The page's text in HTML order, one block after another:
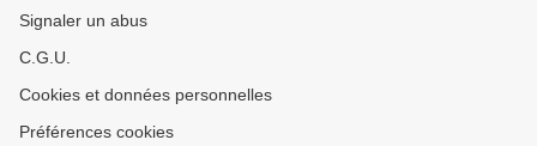
Signaler un abus
C.G.U.
Cookies et données personnelles
Préférences cookies